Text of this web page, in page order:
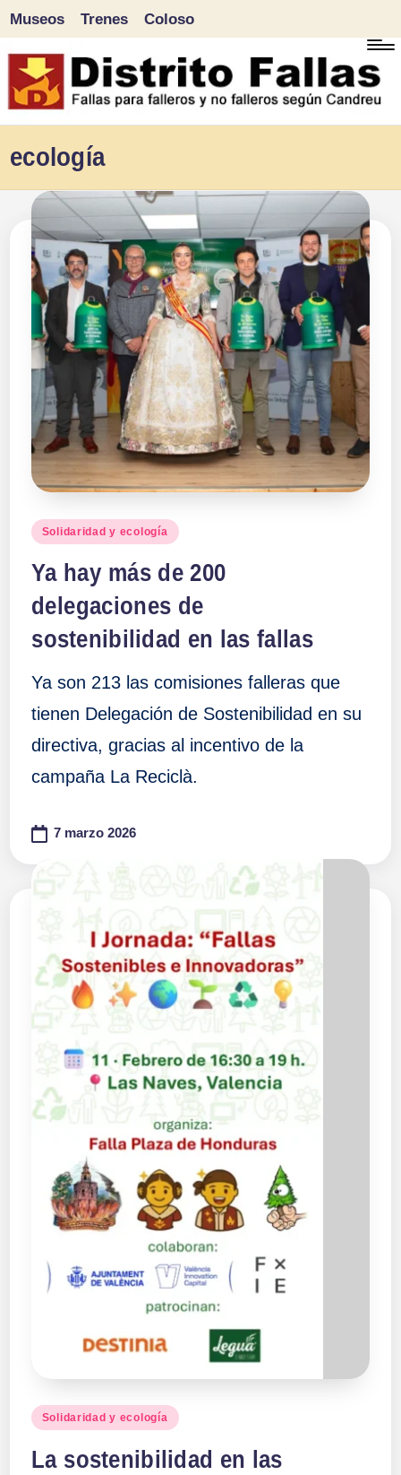
Saltar
al
Museos Trenes Coloso
ecología
Publicado
Solidaridad y ecología
Ya hay más de 200
delegaciones de
sostenibilidad en las fallas
Ya son 213 las comisiones falleras que
tienen Delegación de Sostenibilidad en su
directiva, gracias al incentivo de la
campaña La Reciclà.
7 marzo 2026
Publicado
Solidaridad y ecología
La sostenibilidad en las